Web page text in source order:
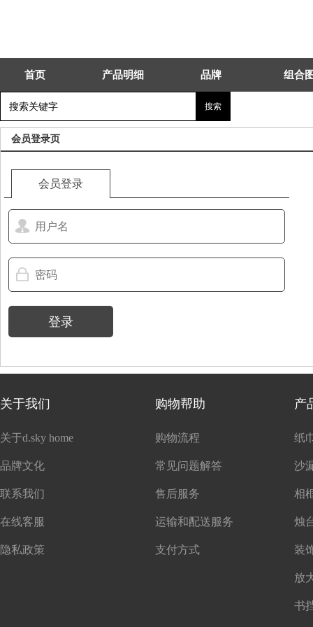
首页 产品明细 品牌 组合
会员登录页
会员登录
登录
关于我们
关于d.sky home
品牌文化
联系我们
在线客服
隐私政策
购物帮助
购物流程
常见问题解答
售后服务
运输和配送服务
支付方式
产
纸
沙
书